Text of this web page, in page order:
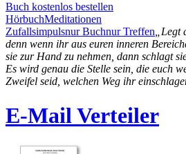
Buch kostenlos bestellen
HörbuchMeditationen
Zufallsimpulsnur Buchnur Treffen
denn wenn ihr aus euren inneren
sie zur Hand zu nehmen, dann schlagt
Es wird genau die Stelle sein, die euch
Zweifel seid, welchen Weg ihr
E-Mail Verteiler